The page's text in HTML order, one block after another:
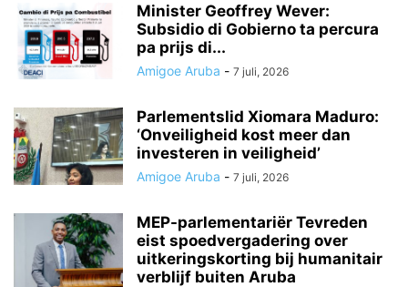
Minister Geoffrey Wever:
Subsidio di Gobierno ta percura
pa prijs di...
Amigoe Aruba - 7 juli, 2026
Parlementslid Xiomara Maduro:
‘Onveiligheid kost meer dan
investeren in veiligheid’
Amigoe Aruba - 7 juli, 2026
MEP-parlementariër Tevreden
eist spoedvergadering over
uitkeringskorting bij humanitair
verblijf buiten Aruba